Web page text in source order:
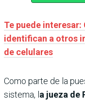
Te puede interesar:
identifican a otros
de celulares
Como parte de la
sistema, la jueza de